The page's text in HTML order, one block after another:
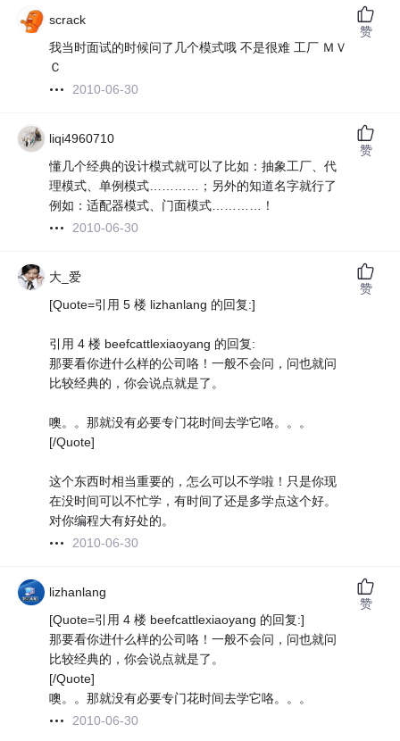
scrack
我当时面试的时候问了几个模式哦 不是很难 工厂 ＭＶ
Ｃ
2010-06-30
赞
liqi4960710
懂几个经典的设计模式就可以了比如：抽象工厂、代
理模式、单例模式…………；另外的知道名字就行了
例如：适配器模式、门面模式…………！
2010-06-30
赞
大_爱
[Quote=引用 5 楼 lizhanlang 的回复:]
引用 4 楼 beefcattlexiaoyang 的回复:
那要看你进什么样的公司咯！一般不会问，问也就问
比较经典的，你会说点就是了。
噢。。那就没有必要专门花时间去学它咯。。。
[/Quote]
这个东西时相当重要的，怎么可以不学啦！只是你现
在没时间可以不忙学，有时间了还是多学点这个好。
对你编程大有好处的。
2010-06-30
赞
lizhanlang
[Quote=引用 4 楼 beefcattlexiaoyang 的回复:]
那要看你进什么样的公司咯！一般不会问，问也就问
比较经典的，你会说点就是了。
[/Quote]
噢。。那就没有必要专门花时间去学它咯。。。
2010-06-30
赞